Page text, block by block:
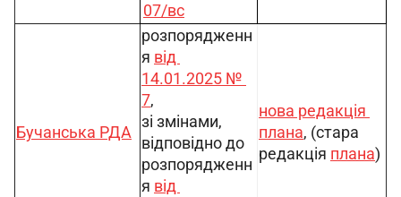
07/вс
Бучанська РДА
розпорядженн
я від
14.01.2025 №
7,
зі змінами,
відповідно до
розпорядженн
я від
нова редакція
плана, (стара
редакція плана)